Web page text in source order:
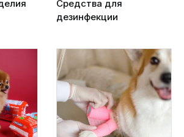
Средства для
дезинфекции